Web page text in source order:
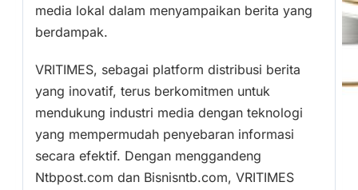
media lokal dalam menyampaikan berita yang
berdampak.
VRITIMES, sebagai platform distribusi berita
yang inovatif, terus berkomitmen untuk
mendukung industri media dengan teknologi
yang mempermudah penyebaran informasi
secara efektif. Dengan menggandeng
Ntbpost.com dan Bisnisntb.com, VRITIMES